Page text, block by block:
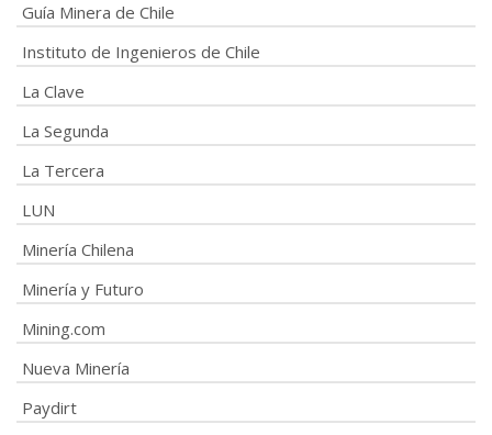
Guía Minera de Chile
Instituto de Ingenieros de Chile
La Clave
La Segunda
La Tercera
LUN
Minería Chilena
Minería y Futuro
Mining.com
Nueva Minería
Paydirt